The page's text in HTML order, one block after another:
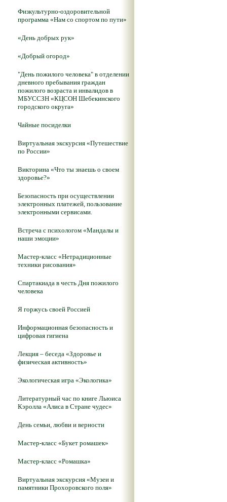
Физкультурно-оздоровительной
программа «Нам со спортом по пути»
«День добрых рук»
«Добрый огород»
"День пожилого человека" в отделении
дневного пребывания граждан
пожилого возраста и инвалидов в
МБУССЗН «КЦСОН Шебекинского
городского округа»
Чайные посиделки
Виртуальная экскурсия «Путешествие
по России»
Викторина «Что ты знаешь о своем
здоровье?»
Безопасность при осуществлении
электронных платежей, пользование
электронными сервисами.
Встреча с психологом «Мандалы и
наши эмоции»
Мастер-класс «Нетрадиционные
техники рисования»
Спартакиада в честь Дня пожилого
человека
Я горжусь своей Россией
Информационная безопасность и
цифровая гигиена
Лекция – беседа «Здоровье и
физическая активность»
Экологическая игра «Экологика»
Литературный час по книге Льюиса
Кэролла «Алиса в Стране чудес»
День семьи, любви и верности
Мастер-класс «Букет ромашек»
Мастер-класс «Ромашка»
Виртуальная экскурсия «Музеи и
памятники Прохоровского поля»